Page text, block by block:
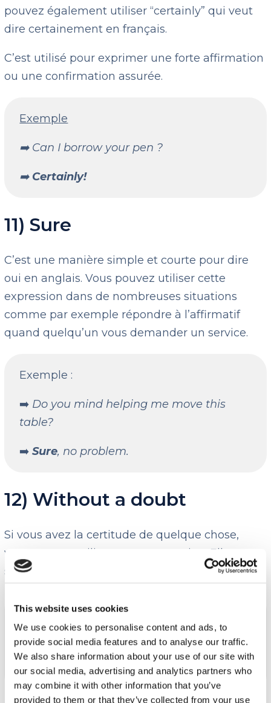
This website uses cookies
We use cookies to personalise content and ads, to
provide social media features and to analyse our traffic.
We also share information about your use of our site with
our social media, advertising and analytics partners who
may combine it with other information that you’ve
provided to them or that they’ve collected from your use
pouvez également utiliser “certainly” qui veut
dire certainement en français.
C’est utilisé pour exprimer une forte affirmation
ou une confirmation assurée.
Exemple
➡️ Can I borrow your pen ?
➡️ Certainly!
11) Sure
C’est une manière simple et courte pour dire
oui en anglais. Vous pouvez utiliser cette
expression dans de nombreuses situations
comme par exemple répondre à l’affirmatif
quand quelqu’un vous demander un service.
Exemple :
➡️ Do you mind helping me move this
table?
➡️Sure, no problem.
12) Without a doubt
Si vous avez la certitude de quelque chose,
vous pouvez utiliser cette expression. Elle peut
se traduire par “sans aucun doute”.
Exemple :
➡️Will you attend the wedding?
➡️Without a doubt!